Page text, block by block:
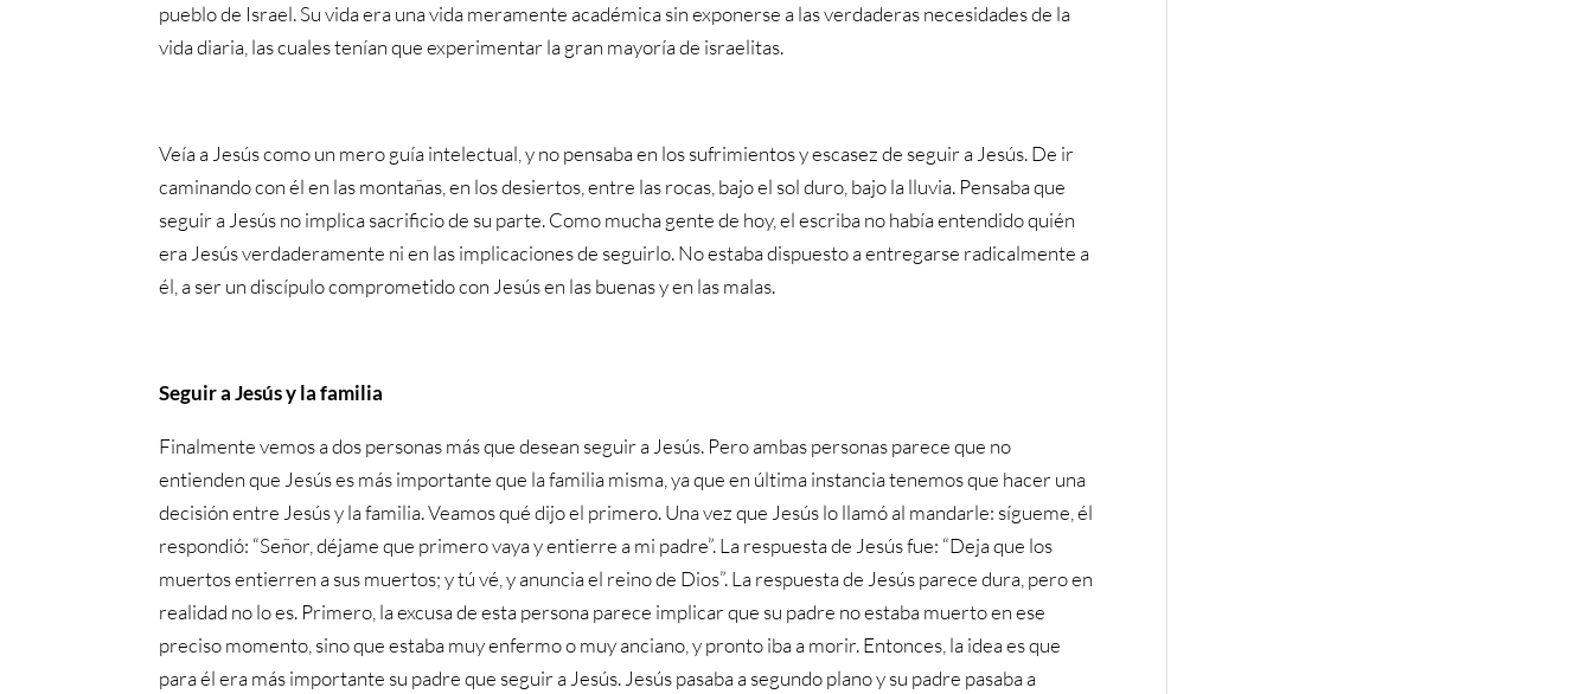
pueblo de Israel. Su vida era una vida meramente académica sin exponerse a las verdaderas necesidades de la
vida diaria, las cuales tenían que experimentar la gran mayoría de israelitas.
Veía a Jesús como un mero guía intelectual, y no pensaba en los sufrimientos y escasez de seguir a Jesús. De ir
caminando con él en las montañas, en los desiertos, entre las rocas, bajo el sol duro, bajo la lluvia. Pensaba que
seguir a Jesús no implica sacrificio de su parte. Como mucha gente de hoy, el escriba no había entendido quién
era Jesús verdaderamente ni en las implicaciones de seguirlo. No estaba dispuesto a entregarse radicalmente a
él, a ser un discípulo comprometido con Jesús en las buenas y en las malas.
Seguir a Jesús y la familia
Finalmente vemos a dos personas más que desean seguir a Jesús. Pero ambas personas parece que no
entienden que Jesús es más importante que la familia misma, ya que en última instancia tenemos que hacer una
decisión entre Jesús y la familia. Veamos qué dijo el primero. Una vez que Jesús lo llamó al mandarle: sígueme, él
respondió: “Señor, déjame que primero vaya y entierre a mi padre”. La respuesta de Jesús fue: “Deja que los
muertos entierren a sus muertos; y tú vé, y anuncia el reino de Dios”. La respuesta de Jesús parece dura, pero en
realidad no lo es. Primero, la excusa de esta persona parece implicar que su padre no estaba muerto en ese
preciso momento, sino que estaba muy enfermo o muy anciano, y pronto iba a morir. Entonces, la idea es que
para él era más importante su padre que seguir a Jesús. Jesús pasaba a segundo plano y su padre pasaba a